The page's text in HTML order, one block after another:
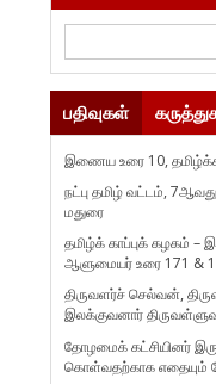
பதிவுகள்
இணைய உரை 10,
நட்பு தமிழ் வட்டம்,
மதுரை
தமிழ்க் காப்புக் கழகம்
ஆளுமையர் உரை 171 &
திருவளர்ச் செல்வன்,
இலக்குவனார்
தோழமைக் கட்சியினர்
கொள்வதற்காக எதையும்